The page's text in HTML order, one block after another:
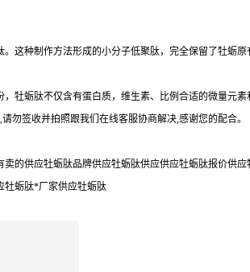
这种制作方法形成的小分子低聚肽，完全保留了牡蛎
牡蛎肽不仅含有蛋白质，维生素、比例合适的微量元
勿签收并拍照跟我们在线客服协商解决,感谢您的配合。
的供应牡蛎肽品牌供应牡蛎肽供应供应牡蛎肽报价供
牡蛎肽*厂家供应牡蛎肽